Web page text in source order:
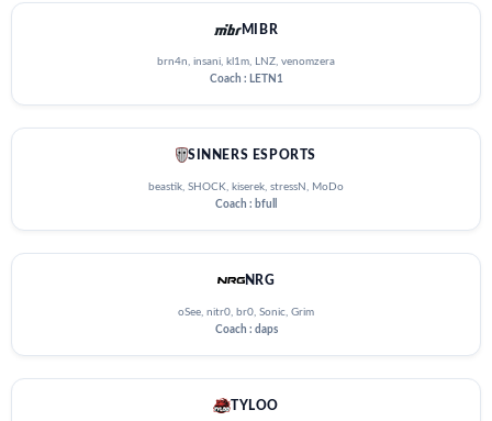
MIBR
brn4n, insani, kl1m, LNZ, venomzera
Coach : LETN1
SINNERS ESPORTS
beastik, SHOCK, kiserek, stressN, MoDo
Coach : bfull
NRG
oSee, nitr0, br0, Sonic, Grim
Coach : daps
TYLOO